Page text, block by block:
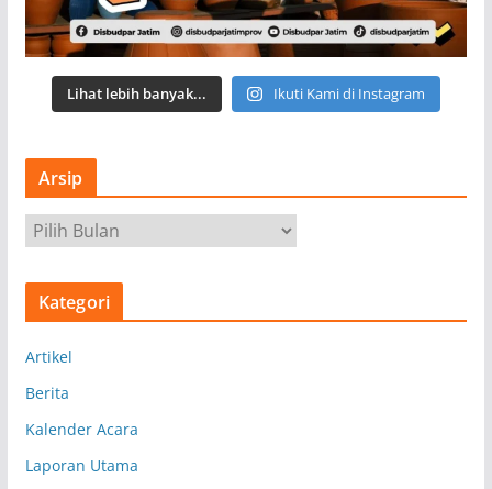
Lihat lebih banyak... Ikuti Kami di Instagram
Arsip
r
s
Kategori
Artikel
Berita
Kalender Acara
Laporan Utama